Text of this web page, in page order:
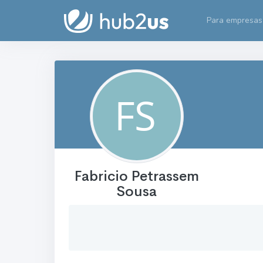
Para empresas
Fabricio Petrassem
Sousa